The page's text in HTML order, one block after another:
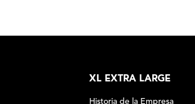
XL EXTRA LARGE
Historia de la Empresa